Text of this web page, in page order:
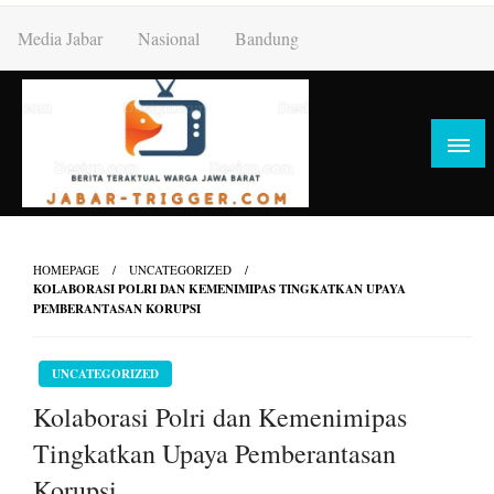
content
Media Jabar Nasional Bandung
HOMEPAGE UNCATEGORIZED
KOLABORASI POLRI DAN KEMENIMIPAS TINGKATKAN UPAYA
PEMBERANTASAN KORUPSI
UNCATEGORIZED
Kolaborasi Polri dan Kemenimipas
Tingkatkan Upaya Pemberantasan